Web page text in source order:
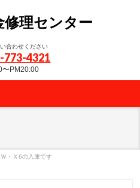
修理センター
合わせください
773-4321
〜PM20:00
・Ｘ6の入庫です